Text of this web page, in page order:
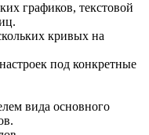
графиков, текстовой
кривых на
под конкретные
вида основного